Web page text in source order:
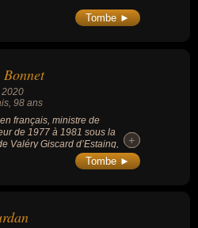
Tombe ►
2020
, 98 ans
français, ministre de
de 1977 à 1981 sous la
Valéry Giscard d’Estaing,
pendant 18 ans de
puis de 1981 à 1983.
+
+
Tombe ►